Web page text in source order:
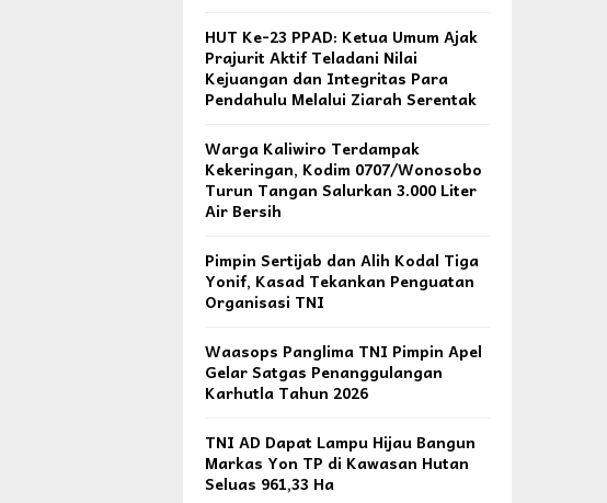
HUT Ke-23 PPAD: Ketua Umum Ajak
Prajurit Aktif Teladani Nilai
Kejuangan dan Integritas Para
Pendahulu Melalui Ziarah Serentak
Warga Kaliwiro Terdampak
Kekeringan, Kodim 0707/Wonosobo
Turun Tangan Salurkan 3.000 Liter
Air Bersih
Pimpin Sertijab dan Alih Kodal Tiga
Yonif, Kasad Tekankan Penguatan
Organisasi TNI
Waasops Panglima TNI Pimpin Apel
Gelar Satgas Penanggulangan
Karhutla Tahun 2026
TNI AD Dapat Lampu Hijau Bangun
Markas Yon TP di Kawasan Hutan
Seluas 961,33 Ha